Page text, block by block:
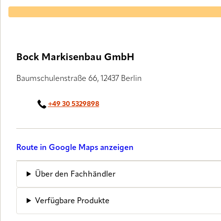
Bock Markisenbau GmbH
Baumschulenstraße 66, 12437 Berlin
+49 30 5329898
Route in Google Maps anzeigen
Über den Fachhändler
Verfügbare Produkte